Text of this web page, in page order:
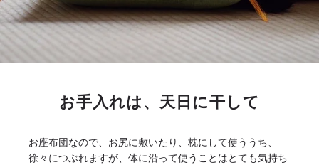
お手入れは、天日に干して
お座布団なので、お尻に敷いたり、枕にして使ううち、
徐々につぶれますが、体に沿って使うことはとても気持ち